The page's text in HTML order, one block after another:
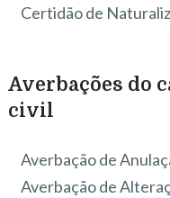
Certidão de
Averbações do
civil
Averbação de
Averbação de